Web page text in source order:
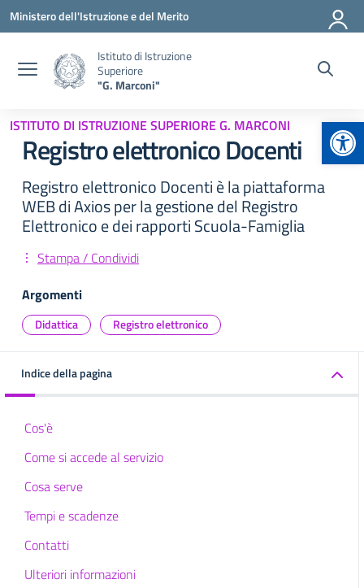
Vai ai contenuti
Vai al menu di navigazione
Vai al footer
Ministero dell'Istruzione e del Merito
Istituto di Istruzione
Superiore
"G. Marconi"
ISTITUTO DI ISTRUZIONE SUPERIORE G. MARCONI
Registro elettronico Docenti
Registro elettronico Docenti è la piattaforma
WEB di Axios per la gestione del Registro
Elettronico e dei rapporti Scuola-Famiglia
Stampa / Condividi
Argomenti
Didattica Registro elettronico
Indice della pagina
Cos'è
Come si accede al servizio
Cosa serve
Tempi e scadenze
Contatti
Ulteriori informazioni